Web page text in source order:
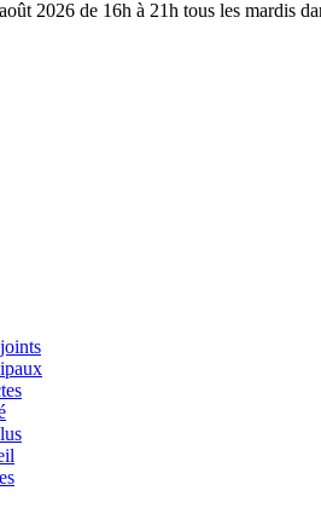
2026 de 16h à 21h tous les mardis